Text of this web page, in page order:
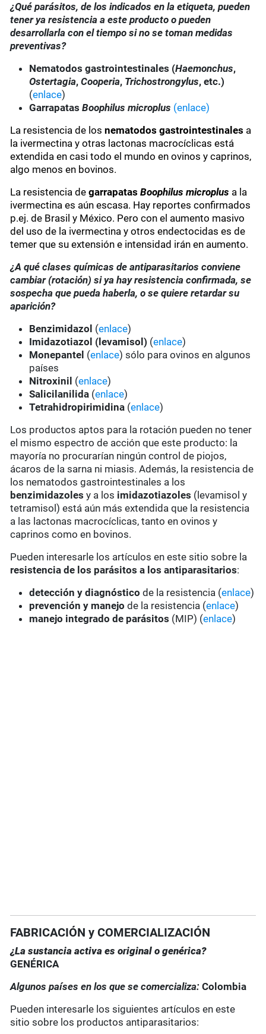
¿Qué parásitos, de los indicados en la etiqueta, pueden
tener ya resistencia a este producto o pueden
desarrollarla con el tiempo si no se toman medidas
preventivas?
Nematodos gastrointestinales (Haemonchus,
Ostertagia,Cooperia, Trichostrongylus, etc.)
(enlace)
GarrapatasBoophilus microplus (enlace)
La resistencia de losnematodos gastrointestinales a
la ivermectina y otras lactonas macrocíclicas está
extendida en casi todo el mundo en ovinos y caprinos,
algo menos en bovinos.
La resistencia degarrapatasBoophilus microplus a la
ivermectina es aún escasa. Hay reportes confirmados
p.ej. de Brasil y México. Pero con el aumento masivo
del uso de la ivermectina y otros endectocidas es de
temer que su extensión e intensidad irán en aumento.
¿A qué clases químicas de antiparasitarios conviene
cambiar (rotación) si ya hay resistencia confirmada, se
sospecha que pueda haberla, o se quiere retardar su
aparición?
Benzimidazol (enlace)
Imidazotiazol (levamisol) (enlace)
Monepantel (enlace) sólo para ovinos en algunos
países
Nitroxinil (enlace)
Salicilanilida (enlace)
Tetrahidropirimidina (enlace)
Los productos aptos para la rotación pueden no tener
el mismo espectro de acción que este producto: la
mayoría no procurarían ningún control de piojos,
ácaros de la sarna ni miasis. Además, la resistencia de
los nematodos gastrointestinales a los
benzimidazoles y a los imidazotiazoles (levamisol y
tetramisol) está aún más extendida que la resistencia
a las lactonas macrocíclicas, tanto en ovinos y
caprinos como en bovinos.
Pueden interesarle los artículos en este sitio sobre la
resistencia de los parásitos a los antiparasitarios:
detección y diagnóstico de la resistencia (enlace)
prevención y manejo de la resistencia (enlace)
manejo integrado de parásitos (MIP) (enlace)
FABRICACIÓN y COMERCIALIZACIÓN
¿La sustancia activa es original o genérica?
GENÉRICA
Algunos países en los que se comercializa:Colombia
Pueden interesarle los siguientes artículos en este
sitio sobre los productos antiparasitarios: